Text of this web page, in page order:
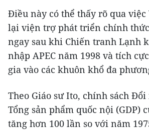
Điều này có thể thấy rõ qua
lại viện trợ phát triển chính
ngay sau khi Chiến tranh Lạnh
nhập APEC năm 1998 và tích
gia vào các khuôn khổ đa
Theo Giáo sư Ito, chính sách
Tổng sản phẩm quốc nội (GDP)
tăng hơn 100 lần so với năm